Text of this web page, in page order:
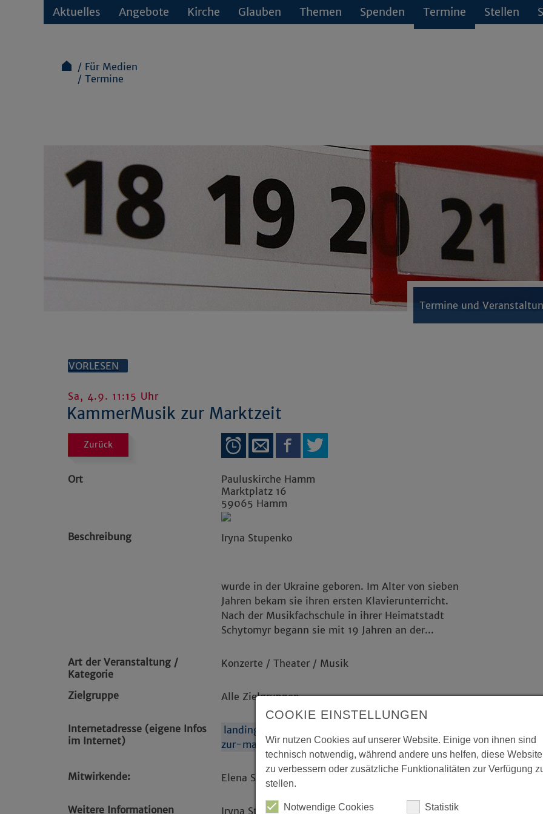
Aktuelles Angebote Kirche Glauben Themen Spenden Termine Stellen
Für Medien
Termine
Termine und
VORLESEN
Sa, 4.9. 11:15 Uhr
KammerMusik zur Marktzeit
Zurück
Ort
Pauluskirche Hamm
Marktplatz 16
59065 Hamm
Beschreibung Iryna Stupenko
wurde in der Ukraine geboren. Im Alter von sieben
Jahren bekam sie ihren ersten Klavierunterricht.
Nach der Musikfachschule in ihrer Heimatstadt
Schytomyr begann sie mit 19 Jahren an der...
Art der Veranstaltung /
Kategorie
Konzerte / Theater / Musik
Zielgruppe Alle Zielgruppen
Internetadresse (eigene Infos
im Internet)
landing.churchdesk.com/de/e/36902549/kammermusik-
zur-marktzeit
Mitwirkende: Elena Stupenko - Domra; Iryna Stupenko - Klavier
Weitere Informationen
Iryna Stupenko
COOKIE EINSTELLUNGEN
Wir nutzen Cookies auf unserer Website. Einige von ihnen sind
technisch notwendig, während andere uns helfen, diese Website
zu verbessern oder zusätzliche Funktionalitäten zur Verfügung
stellen.
Notwendige Cookies Statistik